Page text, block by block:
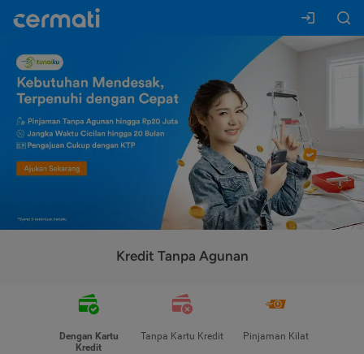
Kredit Tanpa Agunan
Dengan Kartu
Kredit
Tanpa Kartu Kredit Pinjaman Kilat